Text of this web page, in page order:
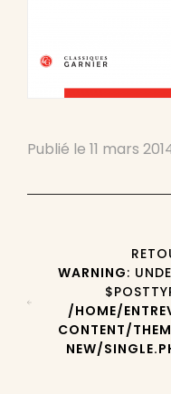
Publié le 11 mars
WARNING:
/HOME/
CONTENT/
NEW/